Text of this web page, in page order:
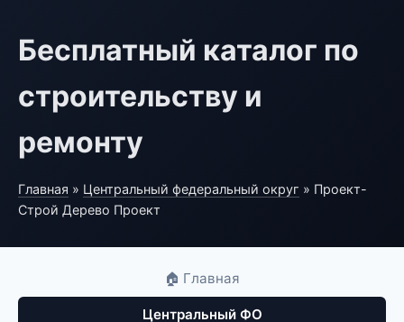
Бесплатный каталог по
строительству и
ремонту
Главная » Центральный федеральный округ » Проект-
Строй Дерево Проект
🏠 Главная
Центральный ФО